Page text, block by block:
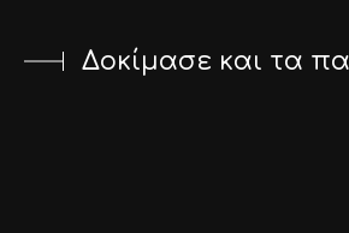
Δοκίμασε και τα